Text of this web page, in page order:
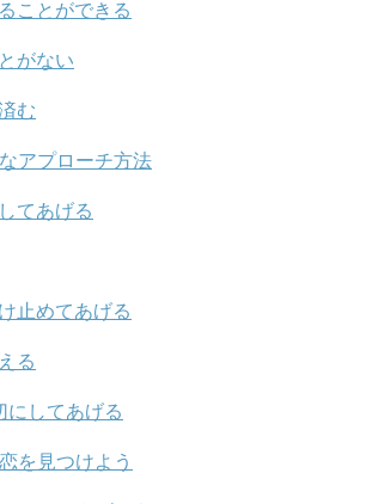
ことができる
がない
む
アプローチ方法
てあげる
止めてあげる
る
にしてあげる
を見つけよう